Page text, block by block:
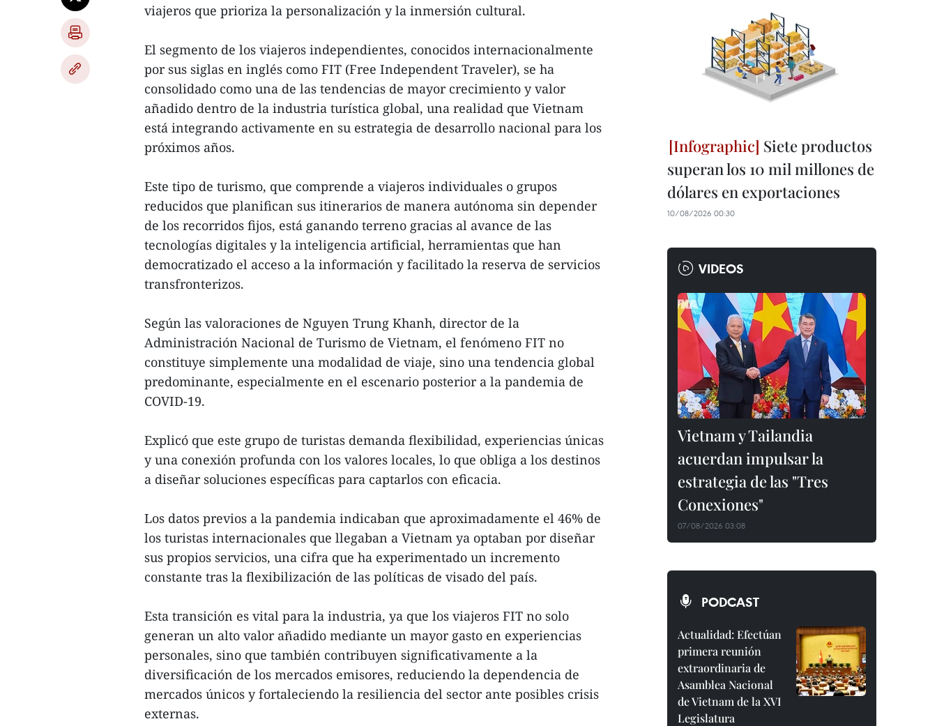
viajeros que prioriza la personalización y la inmersión cultural.
El segmento de los viajeros independientes, conocidos internacionalmente
por sus siglas en inglés como FIT (Free Independent Traveler), se ha
consolidado como una de las tendencias de mayor crecimiento y valor
añadido dentro de la industria turística global, una realidad que Vietnam
está integrando activamente en su estrategia de desarrollo nacional para los
próximos años.
Este tipo de turismo, que comprende a viajeros individuales o grupos
reducidos que planifican sus itinerarios de manera autónoma sin depender
de los recorridos fijos, está ganando terreno gracias al avance de las
tecnologías digitales y la inteligencia artificial, herramientas que han
democratizado el acceso a la información y facilitado la reserva de servicios
transfronterizos.
Según las valoraciones de Nguyen Trung Khanh, director de la
Administración Nacional de Turismo de Vietnam, el fenómeno FIT no
constituye simplemente una modalidad de viaje, sino una tendencia global
predominante, especialmente en el escenario posterior a la pandemia de
COVID-19.
Explicó que este grupo de turistas demanda flexibilidad, experiencias únicas
y una conexión profunda con los valores locales, lo que obliga a los destinos
a diseñar soluciones específicas para captarlos con eficacia.
Los datos previos a la pandemia indicaban que aproximadamente el 46% de
los turistas internacionales que llegaban a Vietnam ya optaban por diseñar
sus propios servicios, una cifra que ha experimentado un incremento
constante tras la flexibilización de las políticas de visado del país.
Esta transición es vital para la industria, ya que los viajeros FIT no solo
generan un alto valor añadido mediante un mayor gasto en experiencias
personales, sino que también contribuyen significativamente a la
diversificación de los mercados emisores, reduciendo la dependencia de
mercados únicos y fortaleciendo la resiliencia del sector ante posibles crisis
externas.
Siete productos
superan los 10 mil millones de
dólares en exportaciones
10/08/2026 00:30
VIDEOS
Vietnam y Tailandia
acuerdan impulsar la
estrategia de las "Tres
Conexiones"
07/08/2026 03:08
PODCAST
Actualidad: Efectúan
primera reunión
extraordinaria de
Asamblea Nacional
de Vietnam de la XVI
Legislatura